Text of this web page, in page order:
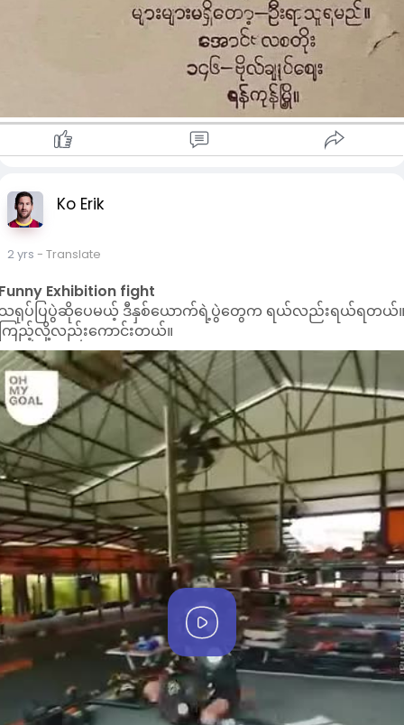
Ko Erik
2 yrs - Translate
Exhibition fight
ရုပ်ပြပွဲဆိုပေမယ့် ဒီနှစ်ယောက်ရဲ့ပွဲတွေက ရယ်လည်းရယ်ရတယ်
ြည့်လို့လည်းကောင်းတယ်။
P
l
a
y